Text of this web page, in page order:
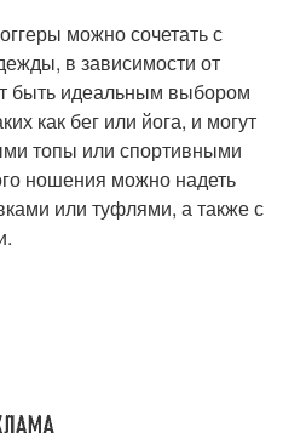
можно сочетать с
в зависимости от
быть идеальным выбором
как бег или йога, и могут
топы или спортивными
ношения можно надеть
или туфлями, а также с